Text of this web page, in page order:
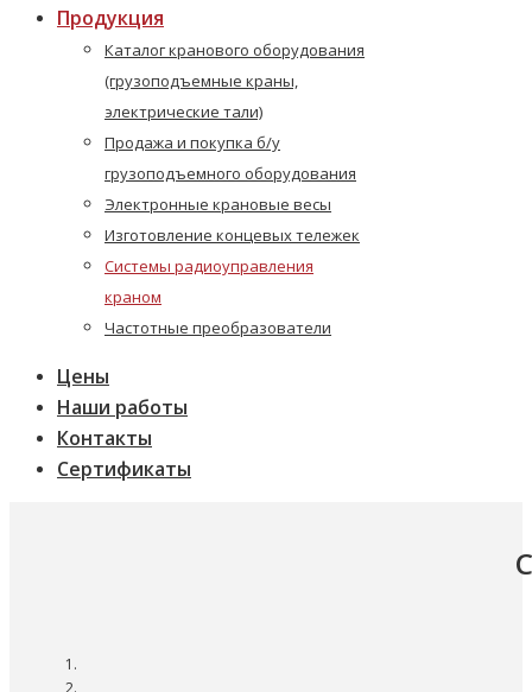
Продукция
Каталог кранового оборудования
(грузоподъемные краны,
электрические тали)
Продажа и покупка б/у
грузоподъемного оборудования
Электронные крановые весы
Изготовление концевых тележек
Системы радиоуправления
краном
Частотные преобразователи
Цены
Наши работы
Контакты
Сертификаты